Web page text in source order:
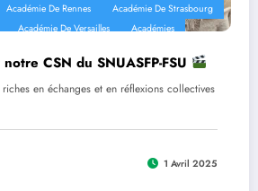
Académie De Rennes
Académie De Strasbourg
Académie De Versailles Académies
CSN du SNUASFP-FSU
en échanges et en réflexions collectives
1 Avril 2025